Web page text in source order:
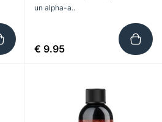
un alpha-a..
€ 9.95